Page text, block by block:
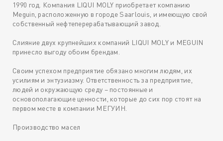
1990 год. Компания LIQUI MOLY приобретает компанию
Meguin, расположенную в городе Saarlouis, и имеющую свой
собственный нефтеперерабатывающий завод.
Слияние двух крупнейших компаний LIQUI MOLY и MEGUIN
принесло выгоду обоим брендам.
Своим успехом предприятие обязано многим людям, их
усилиям и энтузиазму. Ответственность за предприятие,
людей и окружающую среду – постоянные и
основополагающие ценности, которые до сих пор стоят на
первом месте в компании МЕГУИН.
Производство масел